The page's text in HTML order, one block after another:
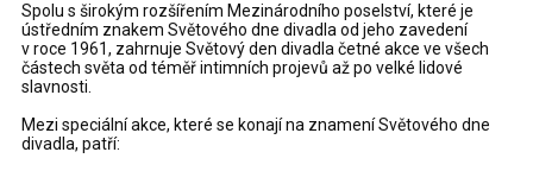
Spolu s širokým rozšířením Mezinárodního poselství, které je
ústředním znakem Světového dne divadla od jeho zavedení
v roce 1961, zahrnuje Světový den divadla četné akce ve všech
částech světa od téměř intimních projevů až po velké lidové
slavnosti.
Mezi speciální akce, které se konají na znamení Světového dne
divadla, patří: